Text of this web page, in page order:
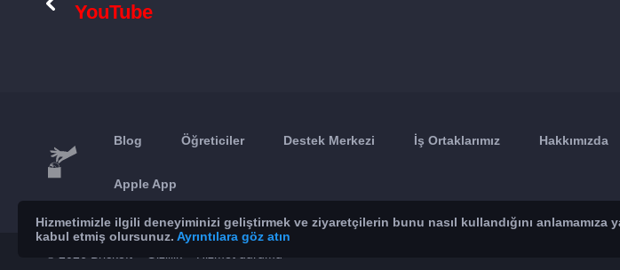
YouTube
Blog Öğreticiler Destek Merkezi İş Ortaklarımız Hakkımızda
Apple App
Hizmetimizle ilgili deneyiminizi geliştirmek ve ziyaretçilerin bunu nasıl kullandığını anlamamıza
kabul etmiş olursunuz. Ayrıntılara göz atın